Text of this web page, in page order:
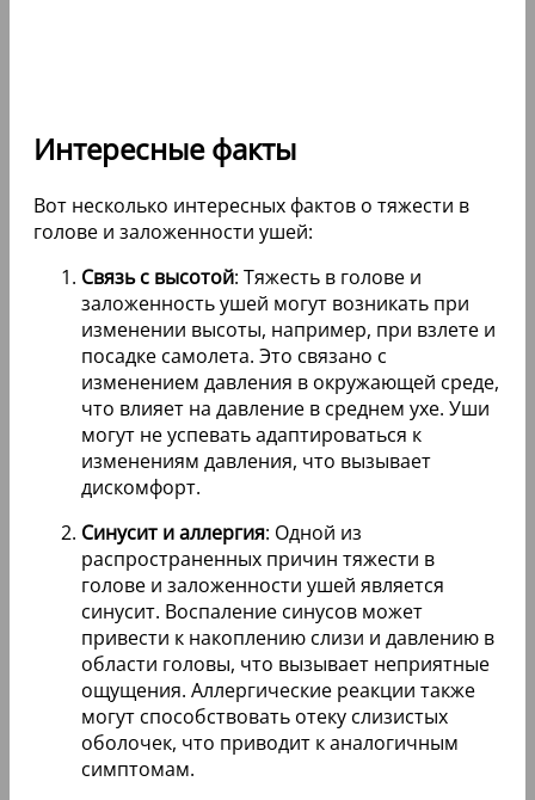
Интересные факты
Вот несколько интересных фактов о тяжести в
голове и заложенности ушей:
Связь с высотой: Тяжесть в голове и
заложенность ушей могут возникать при
изменении высоты, например, при взлете и
посадке самолета. Это связано с
изменением давления в окружающей среде,
что влияет на давление в среднем ухе. Уши
могут не успевать адаптироваться к
изменениям давления, что вызывает
дискомфорт.
Синусит и аллергия: Одной из
распространенных причин тяжести в
голове и заложенности ушей является
синусит. Воспаление синусов может
привести к накоплению слизи и давлению в
области головы, что вызывает неприятные
ощущения. Аллергические реакции также
могут способствовать отеку слизистых
оболочек, что приводит к аналогичным
симптомам.